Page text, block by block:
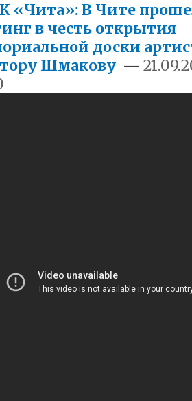
«Чита»: В Чите
в честь открытия
доски
Шмакову —